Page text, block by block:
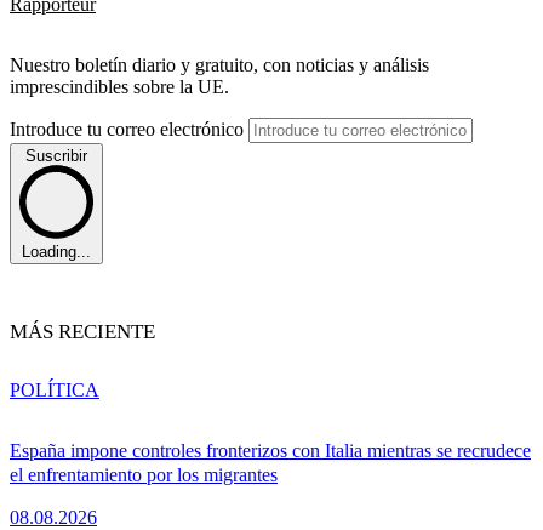
Nuestro boletín diario y gratuito, con noticias y análisis
imprescindibles sobre la UE.
Introduce tu correo electrónico
Suscribir
Loading...
MÁS RECIENTE
España impone controles fronterizos con Italia mientras se recrudece
el enfrentamiento por los migrantes
08.08.2026
POLÍTICA